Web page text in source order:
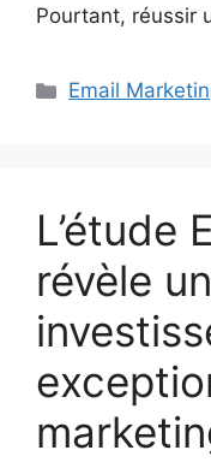
Pourtant, réussir
Catégories
Email
L’étude
révèle